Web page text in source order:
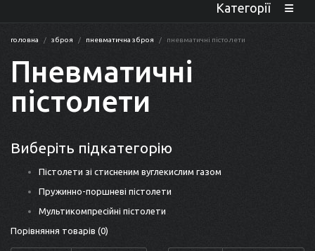
Категорії
головна зброя пневматична зброя пневматичні пістолети
Пневматичні
пістолети
Виберіть підкатегорію
Пістолети зі стисненим вуглекислим газом
Пружинно-поршневі пістолети
Мультикомпресійні пістолети
Порівняння товарів (0)